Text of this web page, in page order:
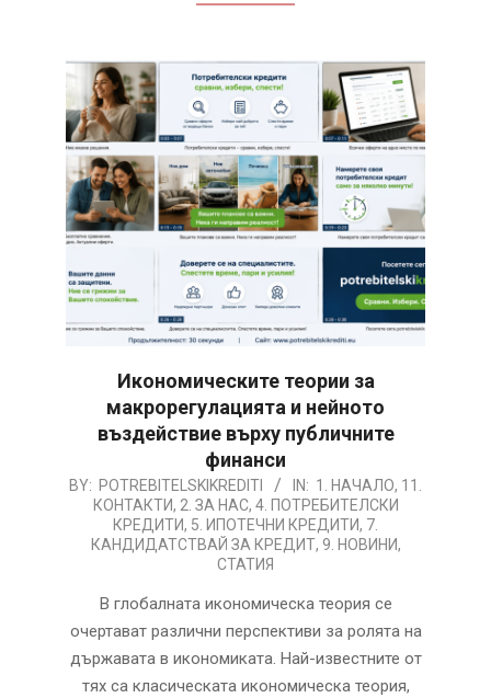
Икономическите теории за
макрорегулацията и нейното
въздействие върху публичните
финанси
2026-
BY: POTREBITELSKIKREDITI IN: 1. НАЧАЛО, 11.
КОНТАКТИ, 2. ЗА НАС, 4. ПОТРЕБИТЕЛСКИ
КРЕДИТИ, 5. ИПОТЕЧНИ КРЕДИТИ, 7.
КАНДИДАТСТВАЙ ЗА КРЕДИТ, 9. НОВИНИ,
СТАТИЯ
В глобалната икономическа теория се
очертават различни перспективи за ролята на
държавата в икономиката. Най-известните от
тях са класическата икономическа теория,